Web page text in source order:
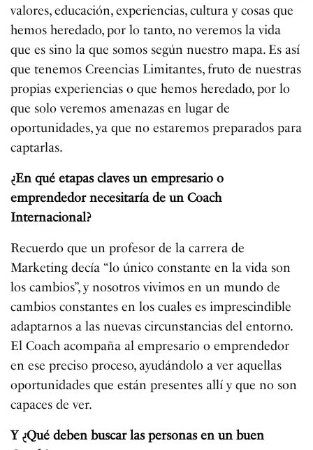
valores, educación, experiencias, cultura y cosas que
hemos heredado, por lo tanto, no veremos la vida
que es sino la que somos según nuestro mapa. Es así
que tenemos Creencias Limitantes, fruto de nuestras
propias experiencias o que hemos heredado, por lo
que solo veremos amenazas en lugar de
oportunidades, ya que no estaremos preparados para
captarlas.
¿En qué etapas claves un empresario o
emprendedor necesitaría de un Coach
Internacional?
Recuerdo que un profesor de la carrera de
Marketing decía “lo único constante en la vida son
los cambios”, y nosotros vivimos en un mundo de
cambios constantes en los cuales es imprescindible
adaptarnos a las nuevas circunstancias del entorno.
El Coach acompaña al empresario o emprendedor
en ese preciso proceso, ayudándolo a ver aquellas
oportunidades que están presentes allí y que no son
capaces de ver.
Y ¿Qué deben buscar las personas en un buen